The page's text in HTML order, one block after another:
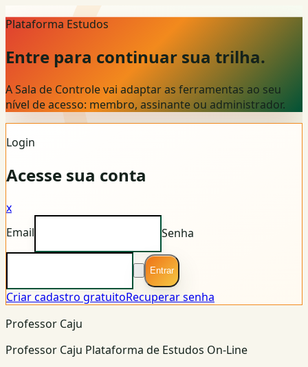
Plataforma Estudos
Entre para continuar sua trilha.
A Sala de Controle vai adaptar as ferramentas ao seu
nível de acesso: membro, assinante ou administrador.
Login
Acesse sua conta
x
Email
Senha
Entrar
Criar cadastro gratuitoRecuperar senha
Professor Caju
Professor Caju Plataforma de Estudos On-Line